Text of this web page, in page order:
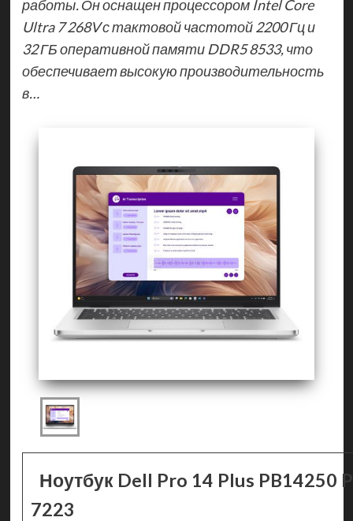
работы. Он оснащен процессором Intel Core
Ultra 7 268V с тактовой частотой 2200 Гц и
32 ГБ оперативной памяти DDR5 8533, что
обеспечивает высокую производительность
в…
Ноутбук Dell Pro 14 Plus PB14250
7223